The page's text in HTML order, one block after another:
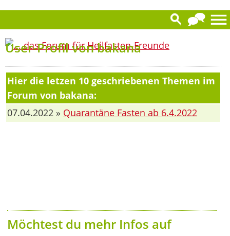
User-Profil von bakana
Hier die letzen 10 geschriebenen Themen im
Forum von bakana:
07.04.2022 » Quarantäne Fasten ab 6.4.2022
Möchtest du mehr Infos auf